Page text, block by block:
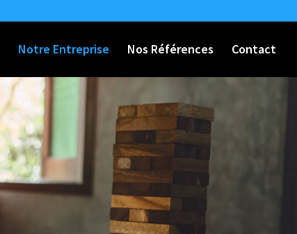
Notre Entreprise Nos Références Contact